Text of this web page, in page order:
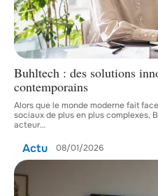
Buhltech : des solutions
contemporains
Alors que le monde moderne fait
sociaux de plus en plus complexes,
acteur…
Actu 08/01/2026